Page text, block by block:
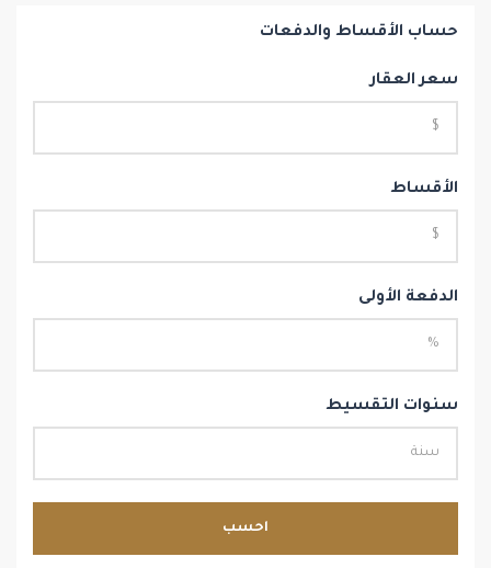
حساب الأقساط والدفعات
سعر العقار
الأقساط
الدفعة الأولى
سنوات التقسيط
احسب